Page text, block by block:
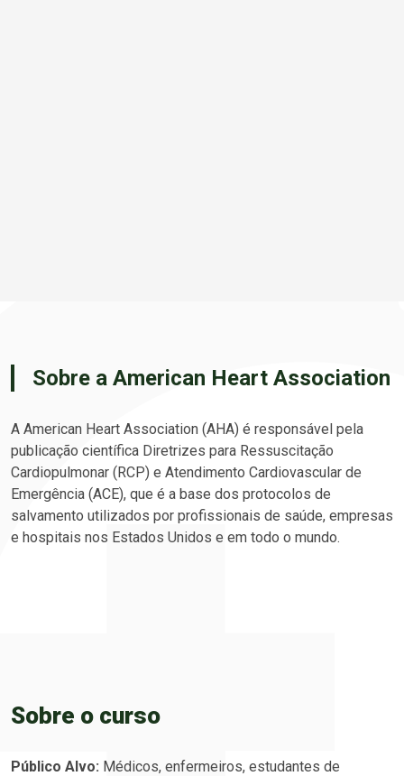
Sobre a American Heart Association
A American Heart Association (AHA) é responsável pela
publicação científica Diretrizes para Ressuscitação
Cardiopulmonar (RCP) e Atendimento Cardiovascular de
Emergência (ACE), que é a base dos protocolos de
salvamento utilizados por profissionais de saúde, empresas
e hospitais nos Estados Unidos e em todo o mundo.
Sobre o curso
Público Alvo: Médicos, enfermeiros, estudantes de